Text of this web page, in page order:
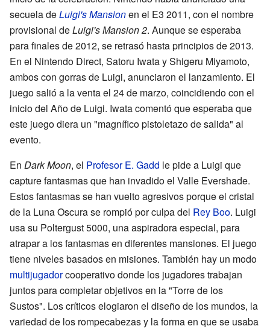
secuela deLuigi's Mansionen el E3 2011, con el nombre
provisional deLuigi's Mansion 2. Aunque se esperaba
para finales de 2012, se retrasó hasta principios de 2013.
En el Nintendo Direct, Satoru Iwata y Shigeru Miyamoto,
ambos con gorras de Luigi, anunciaron el lanzamiento. El
juego salió a la venta el 24 de marzo, coincidiendo con el
inicio del Año de Luigi. Iwata comentó que esperaba que
este juego diera un "magnífico pistoletazo de salida" al
evento.
En Dark Moon, el Profesor E. Gadd le pide a Luigi que
capture fantasmas que han invadido el Valle Evershade.
Estos fantasmas se han vuelto agresivos porque el cristal
de la Luna Oscura se rompió por culpa del Rey Boo. Luigi
usa su Poltergust 5000, una aspiradora especial, para
atrapar a los fantasmas en diferentes mansiones. El juego
tiene niveles basados en misiones. También hay un modo
multijugadorcooperativo donde los jugadores trabajan
juntos para completar objetivos en la "Torre de los
Sustos". Los críticos elogiaron el diseño de los mundos, la
variedad de los rompecabezas y la forma en que se usaba